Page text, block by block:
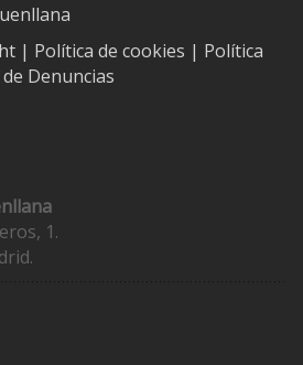
| Política de cookies | Política
Denuncias
1.